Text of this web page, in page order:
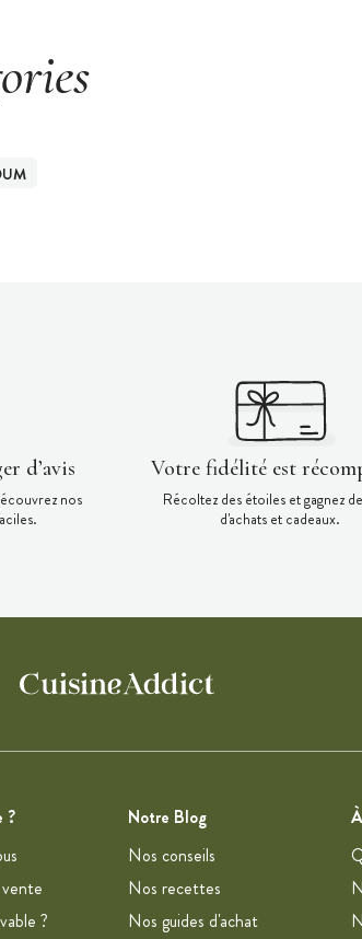
d’avis
nos
Votre fidélité est
Récoltez des étoiles et gagnez
d'achats et cadeaux.
?
?
Notre Blog
Nos conseils
Nos recettes
Nos guides d'achat